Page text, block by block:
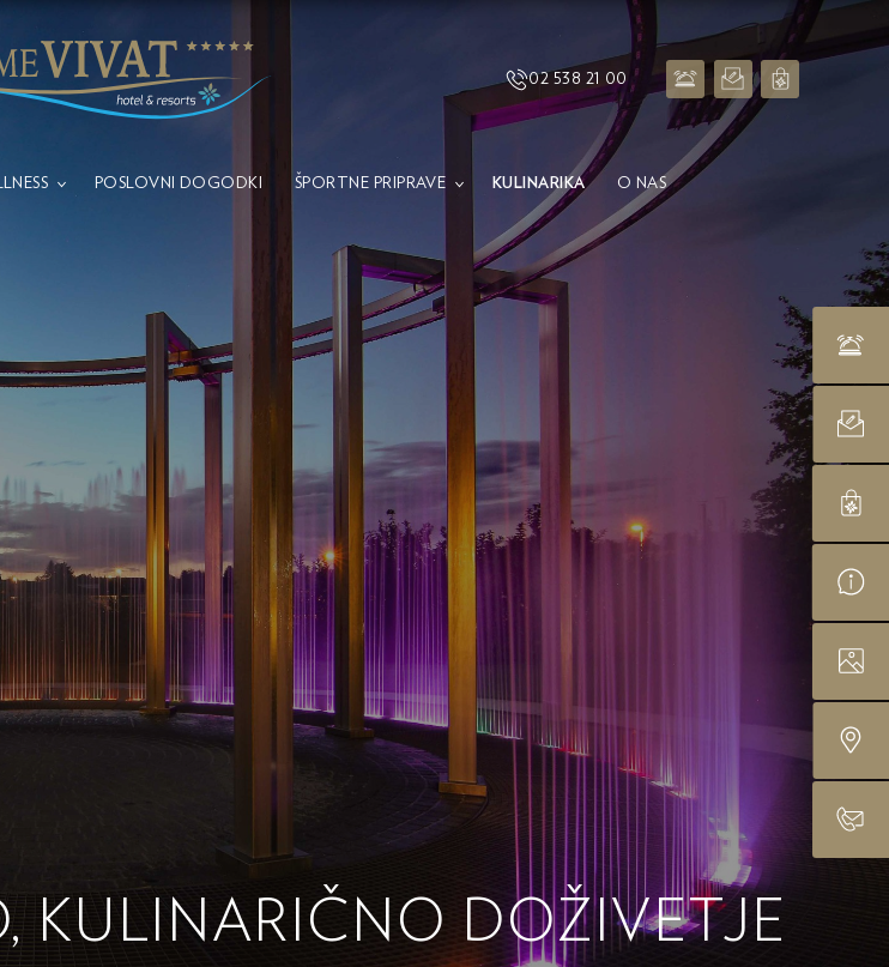
02 538 21 00
POSLOVNI DOGODKI ŠPORTNE PRIPRAVE KULINARIKA O NAS
KULINARIČNO DOŽIVETJE